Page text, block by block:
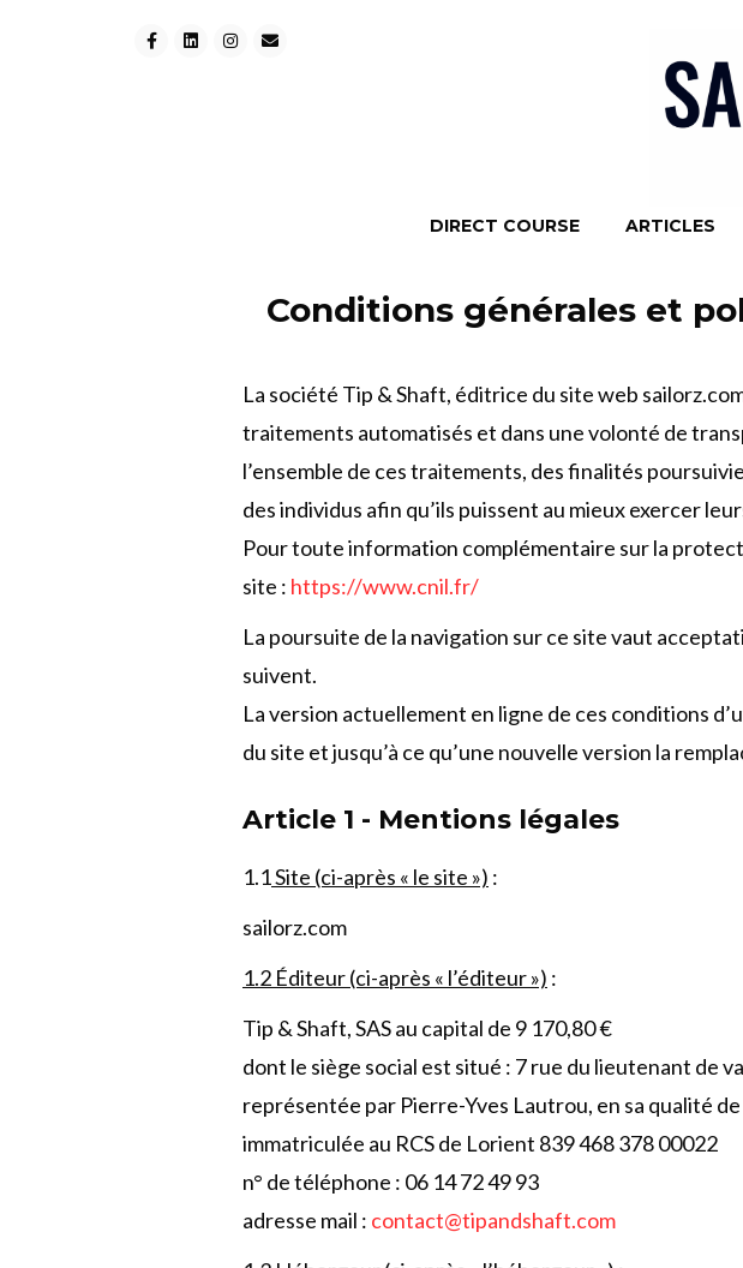
DIRECT COURSE ARTICLES
Conditions générales et
La société Tip & Shaft, éditrice du site web
traitements automatisés et dans une volonté de
l’ensemble de ces traitements, des finalités
des individus afin qu’ils puissent au mieux exercer
Pour toute information complémentaire sur la
site : https://www.cnil.fr/
La poursuite de la navigation sur ce site vaut
suivent.
La version actuellement en ligne de ces conditions
du site et jusqu’à ce qu’une nouvelle version la
Article 1 - Mentions légales
1.1Site (ci-après « le site ») :
sailorz.com
1.2 Éditeur (ci-après « l’éditeur ») :
Tip & Shaft, SAS au capital de 9 170,80 €
dont le siège social est situé : 7 rue du lieutenant de
représentée par Pierre-Yves Lautrou, en sa qualité
immatriculée au RCS de Lorient 839 468 378 00022
n° de téléphone : 06 14 72 49 93
adresse mail : contact@tipandshaft.com